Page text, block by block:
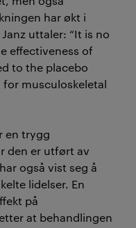
har økt i
uttaler: “It is no
effectiveness of
to the placebo
musculoskeletal
en trygg
den er utført av
også vist seg å
lidelser. En
på
at behandlingen